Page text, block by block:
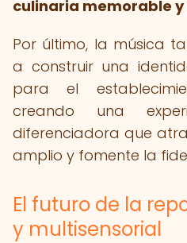
culinaria memorable
Por último, la música
a construir una
para el
creando una
diferenciadora que
amplio y fomente la
El futuro de la
y multisensorial